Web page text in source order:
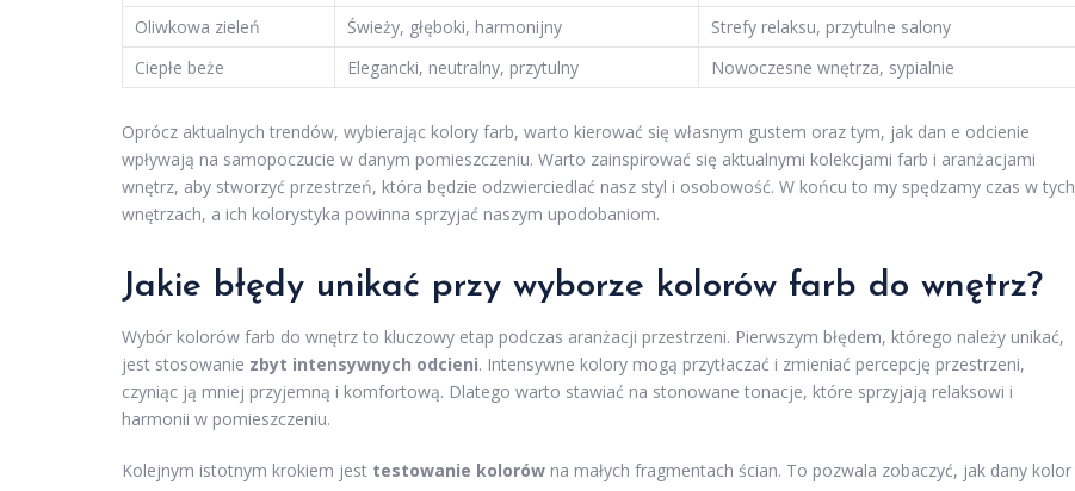
Oliwkowa zieleń
Świeży, głęboki, harmonijny
Strefy relaksu, przytulne salony
Ciepłe beże
Elegancki, neutralny, przytulny Nowoczesne wnętrza, sypialnie
Oprócz aktualnych trendów, wybierając kolory farb, warto kierować się własnym gustem oraz tym, jak dan e odcienie
wpływają na samopoczucie w danym pomieszczeniu. Warto zainspirować się aktualnymi kolekcjami farb i aranżacjami
wnętrz, aby stworzyć przestrzeń, która będzie odzwierciedlać nasz styl i osobowość. W końcu to my spędzamy czas w tych
wnętrzach, a ich kolorystyka powinna sprzyjać naszym upodobaniom.
Jakie błędy unikać przy wyborze kolorów farb do wnętrz?
Wybór kolorów farb do wnętrz to kluczowy etap podczas aranżacji przestrzeni. Pierwszym błędem, którego należy unikać,
jest stosowanie zbyt intensywnych odcieni. Intensywne kolory mogą przytłaczać i zmieniać percepcję przestrzeni,
czyniąc ją mniej przyjemną i komfortową. Dlatego warto stawiać na stonowane tonacje, które sprzyjają relaksowi i
harmonii w pomieszczeniu.
Kolejnym istotnym krokiem jest testowanie kolorów na małych fragmentach ścian. To pozwala zobaczyć, jak dany kolor